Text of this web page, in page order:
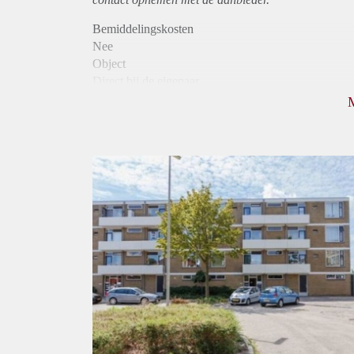
Bemiddelingskosten
Nee
Object
Huurtoeslag
Mogelijk
Inkomen eis
N.V.T.
Huurtermijn
Onbepaalde termijn
Oplevering
Kaal